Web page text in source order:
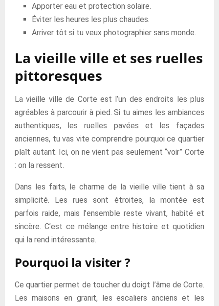
Apporter eau et protection solaire.
Éviter les heures les plus chaudes.
Arriver tôt si tu veux photographier sans monde.
La vieille ville et ses ruelles
pittoresques
La vieille ville de Corte est l’un des endroits les plus
agréables à parcourir à pied. Si tu aimes les ambiances
authentiques, les ruelles pavées et les façades
anciennes, tu vas vite comprendre pourquoi ce quartier
plaît autant. Ici, on ne vient pas seulement “voir” Corte
: on la ressent.
Dans les faits, le charme de la vieille ville tient à sa
simplicité. Les rues sont étroites, la montée est
parfois raide, mais l’ensemble reste vivant, habité et
sincère. C’est ce mélange entre histoire et quotidien
qui la rend intéressante.
Pourquoi la visiter ?
Ce quartier permet de toucher du doigt l’âme de Corte.
Les maisons en granit, les escaliers anciens et les